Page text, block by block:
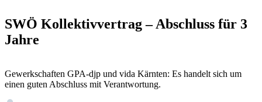
SWÖ Kollektivvertrag – Abschluss für 3
Jahre
Gewerkschaften GPA-djp und vida Kärnten: Es handelt sich um
einen guten Abschluss mit Verantwortung.